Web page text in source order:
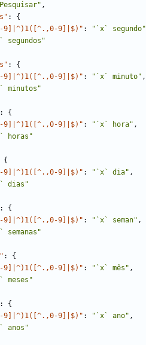
,
:
{
9]|^)1([^.,0-9]|$)" : "`x` segundo"
segundos"
:
{
9]|^)1([^.,0-9]|$)" : "`x` minuto" ,
minutos"
:
{
9]|^)1([^.,0-9]|$)" : "`x` hora" ,
horas"
{
9]|^)1([^.,0-9]|$)" : "`x` dia" ,
dias"
:
{
9]|^)1([^.,0-9]|$)" : "`x` seman" ,
semanas"
:
{
9]|^)1([^.,0-9]|$)" : "`x` mês" ,
meses"
:
{
9]|^)1([^.,0-9]|$)" : "`x` ano" ,
anos"